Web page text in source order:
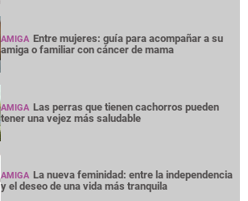
AMIGA Entre mujeres: guía para acompañar a su
amiga o familiar con cáncer de mama
AMIGA Las perras que tienen cachorros pueden
tener una vejez más saludable
AMIGA La nueva feminidad: entre la independencia
y el deseo de una vida más tranquila